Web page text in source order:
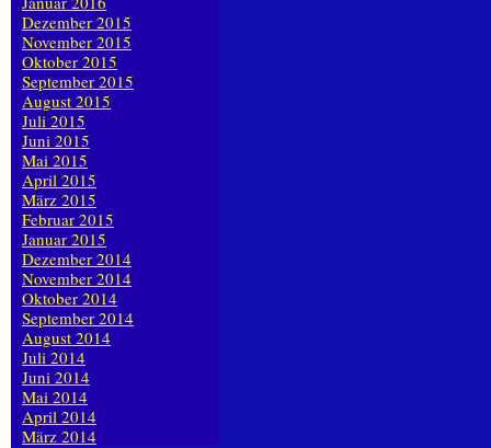
Dezember 2015
November 2015
Oktober 2015
September 2015
August 2015
Juli 2015
Juni 2015
Mai 2015
April 2015
März 2015
Februar 2015
Januar 2015
Dezember 2014
November 2014
Oktober 2014
September 2014
August 2014
Juli 2014
Juni 2014
Mai 2014
April 2014
März 2014